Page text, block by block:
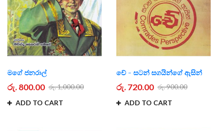
මගේ ජනරාල්
රු. 800.00 රු. 1,000.00
ADD TO CART
චේ - සටන් සගයින්ගේ ඇසින්
රු. 720.00 රු. 900.00
ADD TO CART